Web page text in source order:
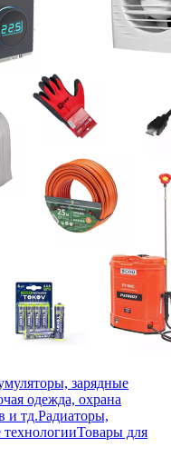
зарядные
одежда, охрана
и тд.Радиаторы,
Товары для